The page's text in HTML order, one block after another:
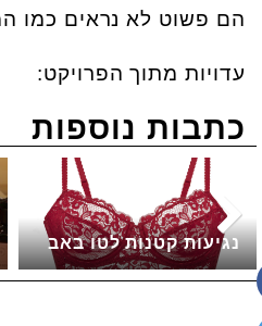
הם פשוט לא נראים כמו
עדויות מתוך הפרויקט:
כתבות נוספות
נגיעות קטנות לטו באב